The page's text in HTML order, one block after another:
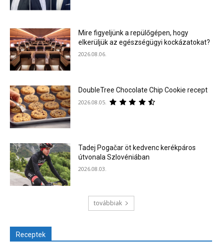
Mire figyeljünk a repülőgépen, hogy
elkerüljük az egészségügyi kockázatokat?
2026.08.06.
DoubleTree Chocolate Chip Cookie recept
2026.08.05.
Tadej Pogačar öt kedvenc kerékpáros
útvonala Szlovéniában
2026.08.03.
továbbiak
Receptek